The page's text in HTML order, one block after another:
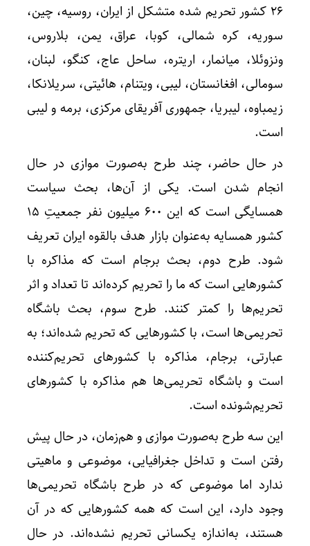
۲۶ کشور تحریم شده متشکل از ایران، روسیه، چین،
سوریه، کره شمالی، کوبا، عراق، یمن، بلاروس،
ونزوئلا، میانمار، اریتره، ساحل عاج، کنگو، لبنان،
سومالی، افغانستان، لیبی، ویتنام، هائیتی، سریلانکا،
زیمباوه، لیبریا، جمهوری آفریقای مرکزی، برمه و لیبی
است.
در حال حاضر، چند طرح به‌صورت موازی در حال
انجام شدن است. یکی از آن‌ها، بحث سیاست
همسایگی است که این ۶۰۰ میلیون نفر جمعیتِ ۱۵
کشور همسایه به‌عنوان بازار هدف بالقوه ایران تعریف
شود. طرح دوم، بحث برجام است که مذاکره با
کشورهایی است که ما را تحریم کرده‌اند تا تعداد و اثر
تحریم‌ها را کمتر کنند. طرح سوم، بحث باشگاه
تحریمی‌ها است، با کشورهایی که تحریم شده‌اند؛ به
عبارتی، برجام، مذاکره با کشورهای تحریم‌کننده
است و باشگاه تحریمی‌ها هم مذاکره با کشورهای
تحریم‌شونده است.
این سه طرح به‌صورت موازی و هم‌زمان، در حال پیش
رفتن است و تداخل جغرافیایی، موضوعی و ماهیتی
ندارد اما موضوعی که در طرح باشگاه تحریمی‌ها
وجود دارد، این است که همه کشورهایی که در آن
هستند، به‌اندازه یکسانی تحریم نشده‌اند. در حال